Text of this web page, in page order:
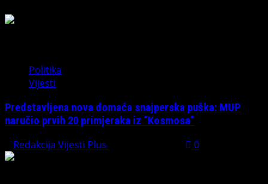
Politika
Vijesti
Predstavljena nova domaća snajperska puška: MUP
naručio prvih 20 primjeraka iz “Kosmosa”
Redakcija Vijesti Plus
0